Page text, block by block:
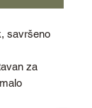
savršeno
za